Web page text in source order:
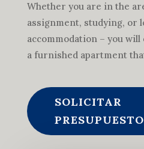
Whether you are in the
assignment, studying, or
accommodation – you
a furnished apartment
SOLICITAR
PRESUPUESTO